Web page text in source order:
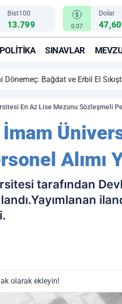
Bist100
13.799 0.07
Dolar
47,60
POLITIKA SINAVLAR
ve Erbil El Sıkıştı, Enerji
En Az Lise Mezunu Sözleşmeli
Alımı
tarafından
olarak ekleyin!